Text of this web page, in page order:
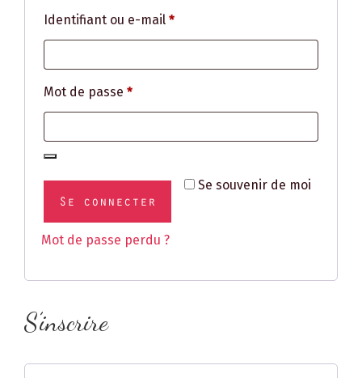
Identifiant ou e-mail *Obligatoire
Mot de passe *Obligatoire
Se souvenir de moi
Se connecter
Mot de passe perdu ?
S’inscrire